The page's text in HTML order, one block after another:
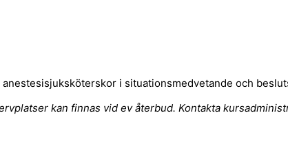
i situationsmedvetande och
kan finnas vid ev återbud. Kontakta